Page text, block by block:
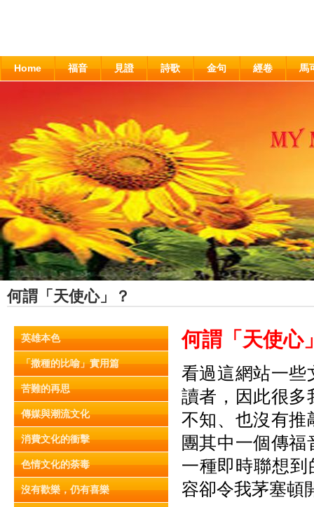
Home 福音 見證 詩歌 金句 經卷 馬
何謂「天使心」？
英雄本色
「撒種的比喻」實用篇
苦難的再思
傳媒與潮流文化
消費文化的衝擊
色情文化的荼毒
沒有歡樂，仍有喜樂
何謂「天使心
看過這網站一些
讀者，因此很多
不知、也沒有推
團其中一個傳
一種即時聯想
容卻令我茅塞頓